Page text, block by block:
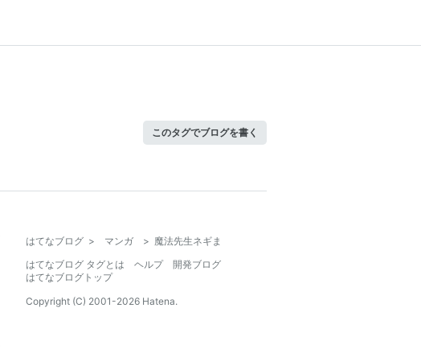
このタグでブログを書く
はてなブログ > マンガ > 魔法先生ネギま
はてなブログ タグとは
ヘルプ
開発ブログ
はてなブログトップ
Copyright (C) 2001-2026 Hatena.